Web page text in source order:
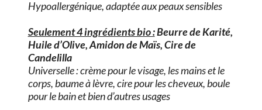
Hypoallergénique, adaptée aux peaux sensibles
Seulement 4 ingrédients bio :Beurre de Karité,
Huile d’Olive, Amidon de Maïs, Cire de
Candelilla
Universelle : crème pour le visage, les mains et le
corps, baume à lèvre, cire pour les cheveux, boule
pour le bain et bien d’autres usages